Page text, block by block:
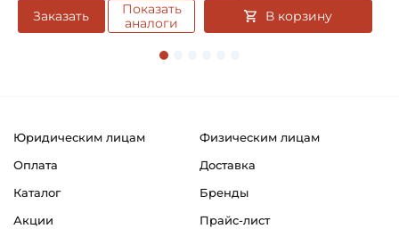
Заказать
Показать
аналоги
В корзину
Юридическим лицам
Физическим лицам
Оплата
Доставка
Каталог
Бренды
Акции
Прайс-лист